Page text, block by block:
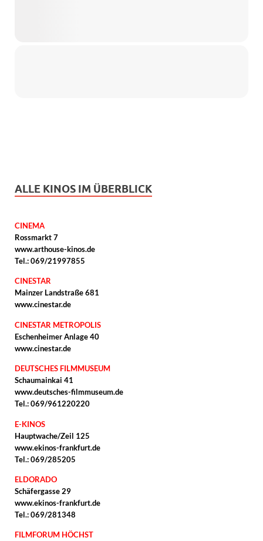
ALLE KINOS IM ÜBERBLICK
CINEMA
Rossmarkt 7
www.arthouse-kinos.de
Tel.: 069/21997855
CINESTAR
Mainzer Landstraße 681
www.cinestar.de
CINESTAR METROPOLIS
Eschenheimer Anlage 40
www.cinestar.de
DEUTSCHES FILMMUSEUM
Schaumainkai 41
www.deutsches-filmmuseum.de
Tel.: 069/961220220
E-KINOS
Hauptwache/Zeil 125
www.ekinos-frankfurt.de
Tel.: 069/285205
ELDORADO
Schäfergasse 29
www.ekinos-frankfurt.de
Tel.: 069/281348
FILMFORUM HÖCHST